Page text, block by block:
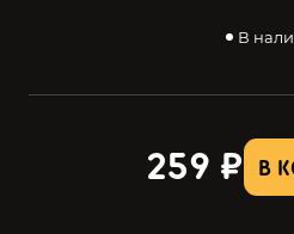
В
В
259 ₽